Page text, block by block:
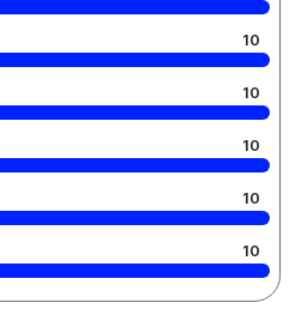
10
10
10
10
10